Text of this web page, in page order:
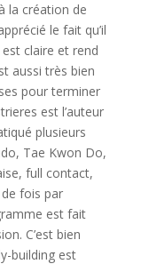
la création de
le fait qu’il
claire et rend
aussi très bien
pour terminer
est l’auteur
plusieurs
Tae Kwon Do,
full contact,
fois par
est fait
C’est bien
building est